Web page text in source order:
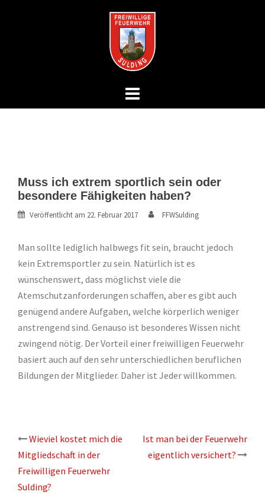
Muss ich extrem sportlich sein oder
besondere Fähigkeiten haben?
Veröffentlicht am 22. Februar 2017 FFWSulding
Man sollte lediglich halbwegs fit sein, braucht jedoch
kein Extremsportler zu sein. Natürlich ist es
wünschenswert, dass möglichst viele die
Atemschutzanforderungen schaffen, aber es gibt auch
genügend andere Aufgaben, welche körperlich weniger
anstrengend sind. Genauso ist besonderes Wissen nicht
zwingend nötig. Der Vorteil einer freiwilligen Feuerwehr
basiert auch auf den sehr unterschiedlichen beruflichen
Bildungen der Mitglieder. Daher ist Jeder willkommen.
Beitrags-
Navigation
Wieviel kostet mich die
Mitgliedschaft in der
Freiwilligen Feuerwehr
Sulding?
Ist man bei der Feuerwehr
eigentlich versichert?